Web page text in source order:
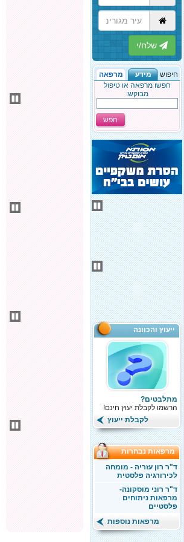
הבא
חיפוש מידע
מרפאה
חפשו מרפאה או טיפול
מבוקש:
חפש
ייעוץ והכוונה
מתלבטים?
הרשמו לקבלת יעוץ חינם!
לקבלת ייעוץ
מרפאות נבחרות
ד"ר רון עזריה - מומחה
לכירורגיה פלסטית
ד"ר רוני מוסקונה-
מרפאות ניתוחים
פלסטיים
מרפאות נוספות